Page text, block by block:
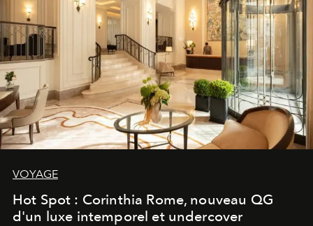
VOYAGE
Hot Spot : Corinthia Rome, nouveau QG
d'un luxe intemporel et undercover